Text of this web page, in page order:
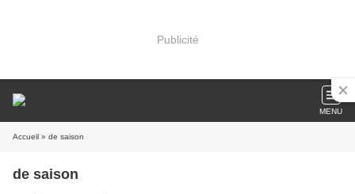
Publicité
MENU
Accueil » de saison
de saison